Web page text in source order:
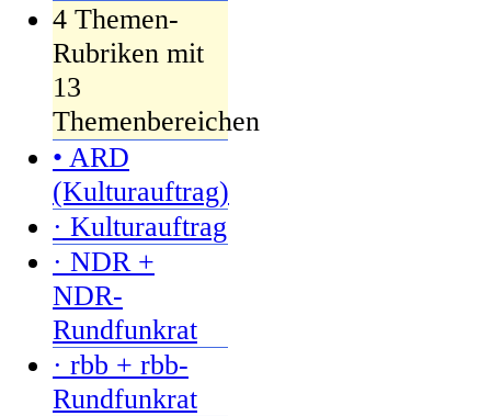
4 Themen-
Rubriken mit
13
Themenbereichen
• ARD
(Kulturauftrag)
· Kulturauftrag
· NDR +
NDR-
Rundfunkrat
· rbb + rbb-
Rundfunkrat